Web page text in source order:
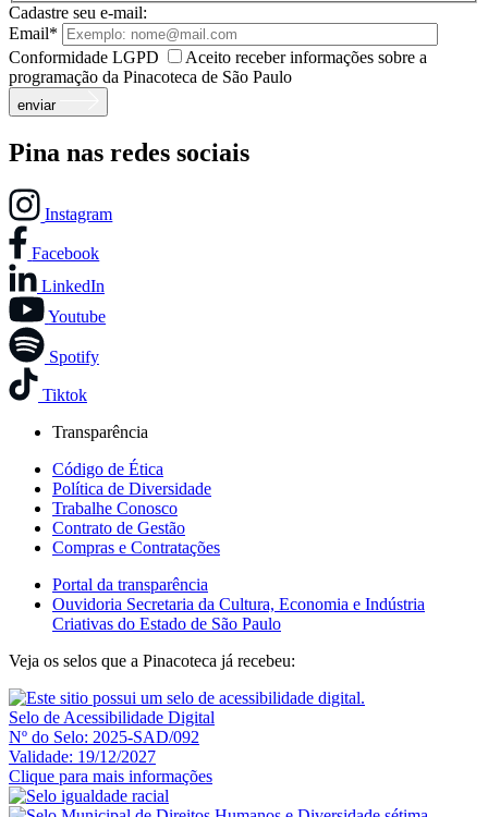
Cadastre seu e-mail:
Email*
Conformidade LGPD
Aceito receber informações sobre a
programação da Pinacoteca de São Paulo
enviar
Pina nas redes sociais
Instagram
Facebook
LinkedIn
Youtube
Spotify
Tiktok
Transparência
Código de Ética
Política de Diversidade
Trabalhe Conosco
Contrato de Gestão
Compras e Contratações
Portal da transparência
Ouvidoria Secretaria da Cultura, Economia e Indústria
Criativas do Estado de São Paulo
Veja os selos que a Pinacoteca já recebeu:
Selo de Acessibilidade Digital
Nº do Selo: 2025-SAD/092
Validade: 19/12/2027
Clique para mais informações